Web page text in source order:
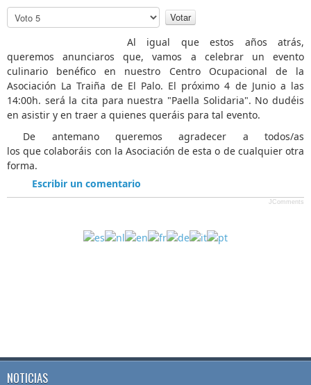
o
f
a
v
o
r
o
t
Al igual que estos años atrás,
queremos anunciaros que, vamos a celebrar un evento
culinario benéfico en nuestro Centro Ocupacional de la
Asociación La Traiña de El Palo. El próximo 4 de Junio a las
14:00h. será la cita para nuestra "Paella Solidaria". No dudéis
en asistir y en traer a quienes queráis para tal evento.
De antemano queremos agradecer a todos/as
los que colaboráis con la Asociación de esta o de cualquier otra
forma.
Escribir un comentario
JComments
NOTICIAS